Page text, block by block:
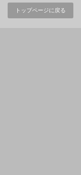
トップページに戻る